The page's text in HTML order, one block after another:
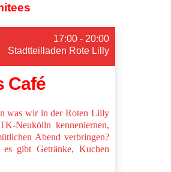
17:00 - 20:00
Stadtteilladen Rote Lilly
Café
was wir in der Roten Lilly
Neukölln kennenlernen,
Abend verbringen?
gibt Getränke, Kuchen